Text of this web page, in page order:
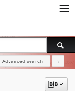
Advanced search ?